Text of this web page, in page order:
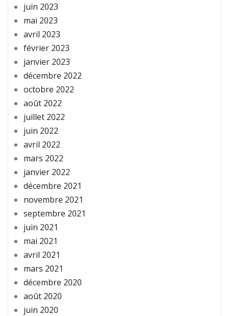
juin 2023
mai 2023
avril 2023
février 2023
janvier 2023
décembre 2022
octobre 2022
août 2022
juillet 2022
juin 2022
avril 2022
mars 2022
janvier 2022
décembre 2021
novembre 2021
septembre 2021
juin 2021
mai 2021
avril 2021
mars 2021
décembre 2020
août 2020
juin 2020